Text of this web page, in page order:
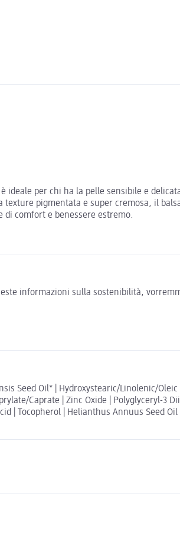
ideale per chi ha la pelle sensibile e
pigmentata e super cremosa, il
di comfort e benessere estremo.
informazioni sulla sostenibilità,
Seed Oil* | Hydroxystearic/Linolenic/Oleic
Caprate | Zinc Oxide | Polyglyceryl-3
Tocopherol | Helianthus Annuus Seed